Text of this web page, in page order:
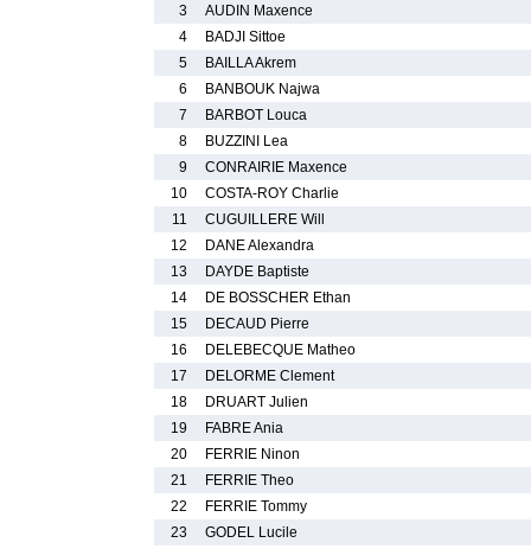
3
AUDIN Maxence
4
BADJI Sittoe
5
BAILLA Akrem
6
BANBOUK Najwa
7
BARBOT Louca
8
BUZZINI Lea
9
CONRAIRIE Maxence
10
COSTA-ROY Charlie
11
CUGUILLERE Will
12
DANE Alexandra
13
DAYDE Baptiste
14
DE BOSSCHER Ethan
15
DECAUD Pierre
16
DELEBECQUE Matheo
17
DELORME Clement
18
DRUART Julien
19
FABRE Ania
20
FERRIE Ninon
21
FERRIE Theo
22
FERRIE Tommy
23
GODEL Lucile